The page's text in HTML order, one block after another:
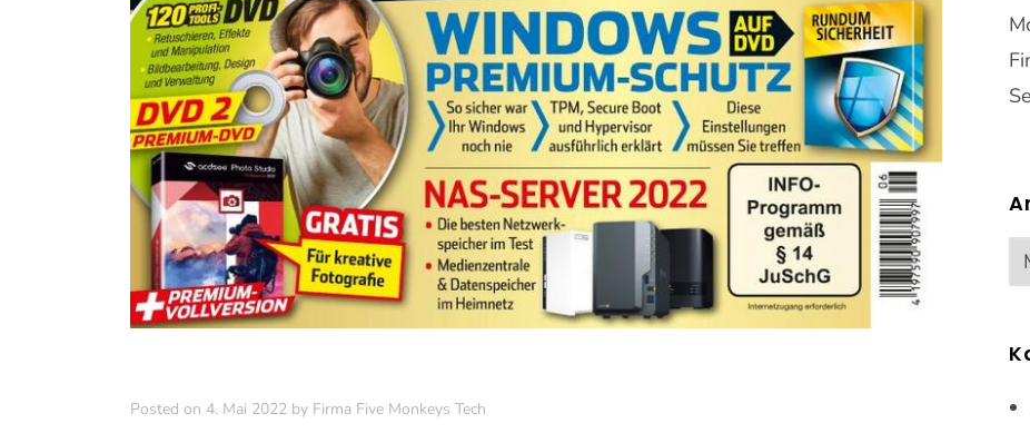
Posted on 4. Mai 2022 by Firma Five Monkeys Tech